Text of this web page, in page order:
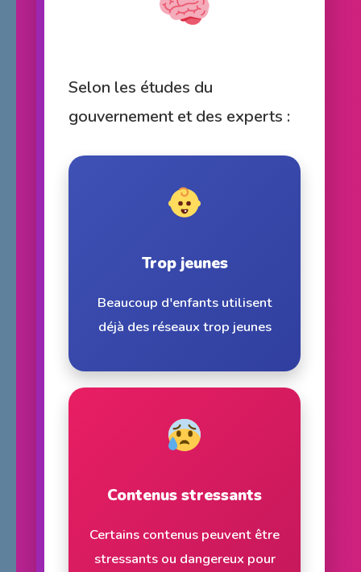
Selon les études du
gouvernement et des experts :
Trop jeunes
Beaucoup d'enfants utilisent
déjà des réseaux trop jeunes
Contenus stressants
Certains contenus peuvent être
stressants ou dangereux pour